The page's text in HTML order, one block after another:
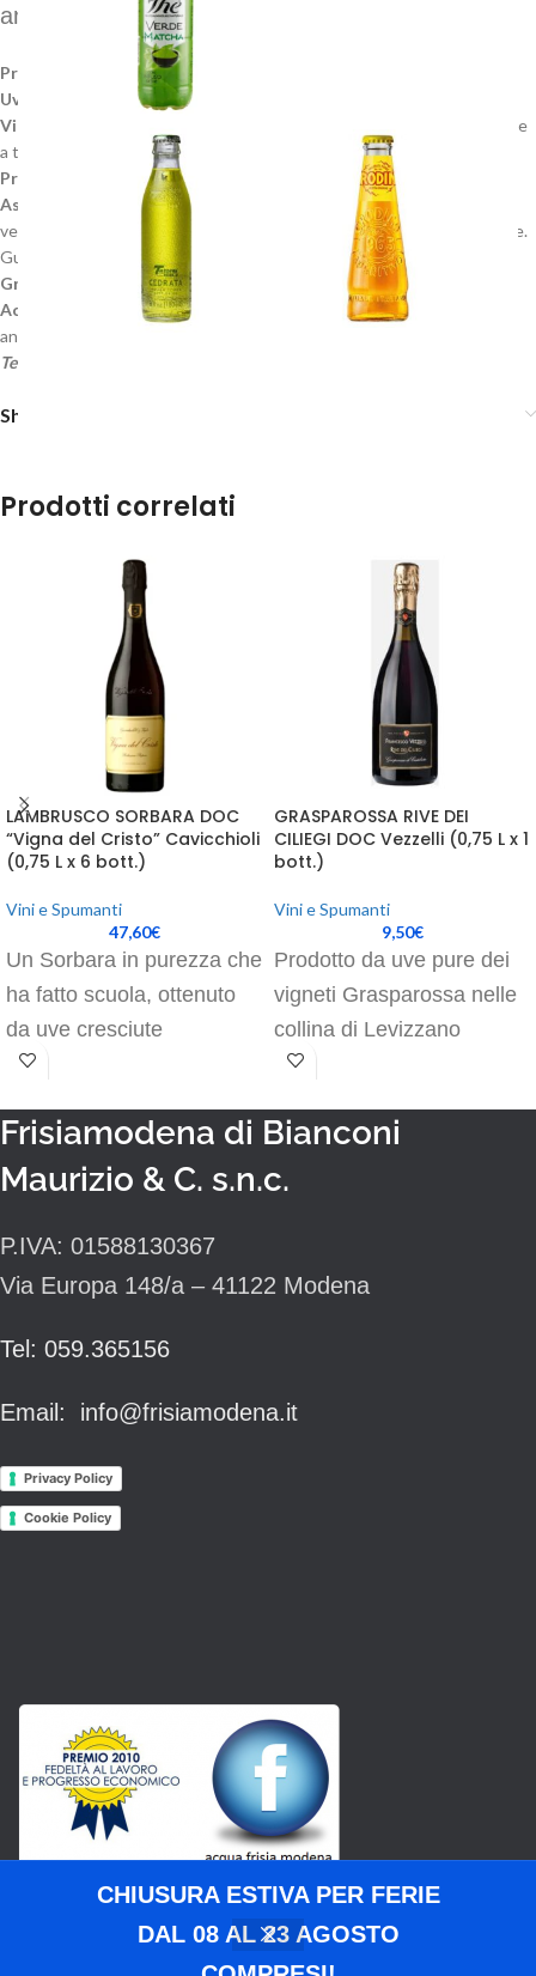
CHIUSURA ESTIVA PER FERIE
DAL 08 AL 23 AGOSTO
antipasti e con i primi piatti leggeri.
Provenienza uve:
Zona della pedecollina modenese
Uve:
Chardonnay in purezza
Vinificazione:
In bianco. Leggera macerazione a freddo. Fermentazione
a temperatura controllata
Presa di spuma:
Fermentazione naturale metodo Charmat
Aspetto e caratteristiche organolettiche:
Colore giallo con riflessi
verdognoli, delicato al profumo, con sentori di fiori bianchi e mela verde.
Gusto fresco, di grande piacevolezza ed ottima persistenza.
Gradazione alcolica:11°
Accostamenti e servizio:
Squisito con i piatti di pesce, ottimo con gli
antipasti e con i primi piatti leggeri
Temperatura di servizio:
Shipping & Delivery
Prodotti correlati
LAMBRUSCO SORBARA DOC
“Vigna del Cristo” Cavicchioli
(0,75 L x 6 bott.)
Vini e Spumanti
47,60€
Un Sorbara in purezza che
ha fatto scuola, ottenuto
da uve cresciute
nell‘omonimo vigneto di 5
GRASPAROSSA RIVE DEI
CILIEGI DOC Vezzelli (0,75 L x 1
bott.)
Vini e Spumanti
9,50€
Prodotto da uve pure dei
vigneti Grasparossa nelle
collina di Levizzano
Rangone, una delle zone
adatte alla
Frisiamodena di Bianconi
Maurizio & C. s.n.c.
P.IVA: 01588130367
Via Europa 148/a – 41122 Modena
Tel: 059.365156
Email: info@frisiamodena.it
Privacy Policy
Cookie Policy